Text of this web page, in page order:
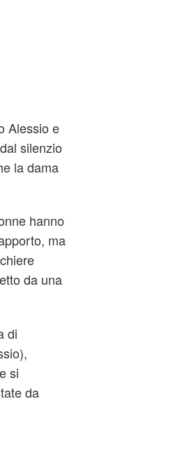
Alessio e
silenzio
la dama
hanno
ma
da una
di
si
da